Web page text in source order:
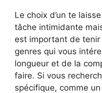
Le choix d’un te
tâche intimidante
est important de
genres qui vous
longueur et de la
faire. Si vous
spécifique, comme